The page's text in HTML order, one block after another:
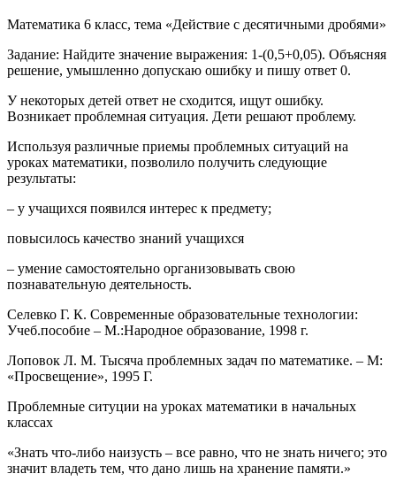
Математика 6 класс, тема «Действие с десятичными дробями»
Задание: Найдите значение выражения: 1-(0,5+0,05). Объясняя
решение, умышленно допускаю ошибку и пишу ответ 0.
У некоторых детей ответ не сходится, ищут ошибку.
Возникает проблемная ситуация. Дети решают проблему.
Используя различные приемы проблемных ситуаций на
уроках математики, позволило получить следующие
результаты:
– у учащихся появился интерес к предмету;
повысилось качество знаний учащихся
– умение самостоятельно организовывать свою
познавательную деятельность.
Селевко Г. К. Современные образовательные технологии:
Учеб.пособие – М.:Народное образование, 1998 г.
Лоповок Л. М. Тысяча проблемных задач по математике. – М:
«Просвещение», 1995 Г.
Проблемные ситуции на уроках математики в начальных
классах
«Знать что-либо наизусть – все равно, что не знать ничего; это
значит владеть тем, что дано лишь на хранение памяти.»